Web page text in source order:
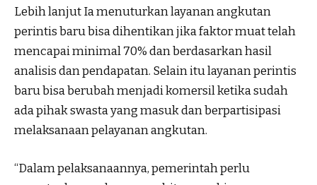
Lebih lanjut Ia menuturkan layanan angkutan
perintis baru bisa dihentikan jika faktor muat telah
mencapai minimal 70% dan berdasarkan hasil
analisis dan pendapatan. Selain itu layanan perintis
baru bisa berubah menjadi komersil ketika sudah
ada pihak swasta yang masuk dan berpartisipasi
melaksanaan pelayanan angkutan.
“Dalam pelaksanaannya, pemerintah perlu